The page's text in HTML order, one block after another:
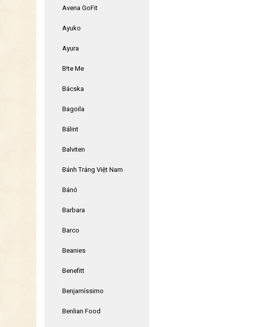
Avena GoFit
Ayuko
Ayura
B!te Me
Bácska
Bagoila
Bálint
Balviten
Bánh Tráng Việt Nam
Bánó
Barbara
Barco
Beanies
Benefitt
Benjamíssimo
Benlian Food